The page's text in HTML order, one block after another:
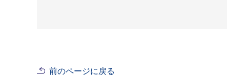
前のページに戻る